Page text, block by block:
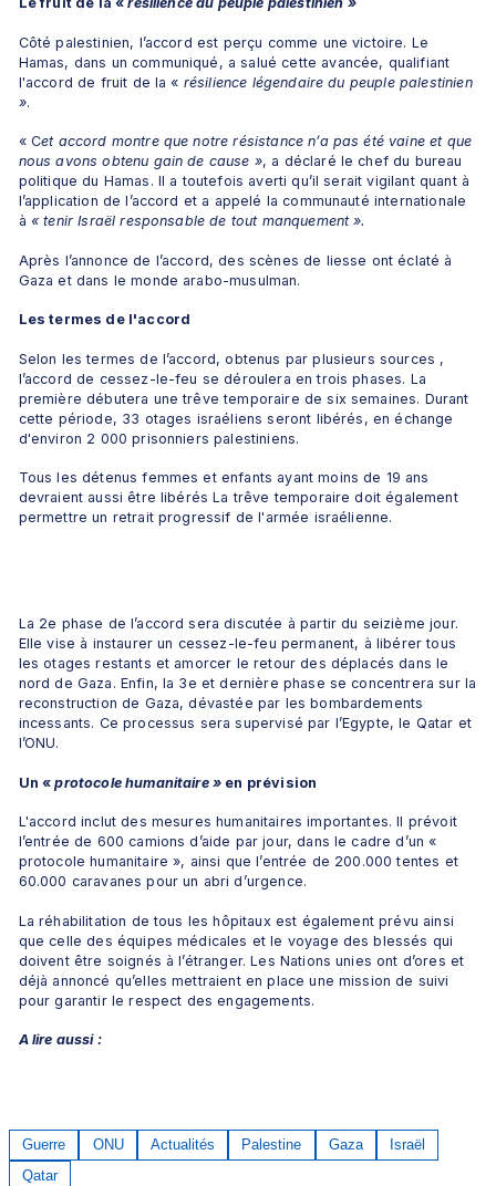
Côté palestinien, l’accord est perçu comme une victoire. Le
Hamas, dans un communiqué, a salué cette avancée, qualifiant
l'accord de fruit de la « résilience légendaire du peuple palestinien
».
« Cet accord montre que notre résistance n’a pas été vaine et que
nous avons obtenu gain de cause », a déclaré le chef du bureau
politique du Hamas. Il a toutefois averti qu’il serait vigilant quant à
l’application de l’accord et a appelé la communauté internationale
à « tenir Israël responsable de tout manquement ».
Après l’annonce de l’accord, des scènes de liesse ont éclaté à
Gaza et dans le monde arabo-musulman.
Les termes de l'accord
Selon les termes de l’accord, obtenus par plusieurs sources ,
l’accord de cessez-le-feu se déroulera en trois phases. La
première débutera une trêve temporaire de six semaines. Durant
cette période, 33 otages israéliens seront libérés, en échange
d'environ 2 000 prisonniers palestiniens.
Tous les détenus femmes et enfants ayant moins de 19 ans
devraient aussi être libérés La trêve temporaire doit également
permettre un retrait progressif de l'armée israélienne.
La 2e phase de l’accord sera discutée à partir du seizième jour.
Elle vise à instaurer un cessez-le-feu permanent, à libérer tous
les otages restants et amorcer le retour des déplacés dans le
nord de Gaza. Enfin, la 3e et dernière phase se concentrera sur la
reconstruction de Gaza, dévastée par les bombardements
incessants. Ce processus sera supervisé par l’Egypte, le Qatar et
l’ONU.
Un « protocole humanitaire » en prévision
L'accord inclut des mesures humanitaires importantes. Il prévoit
l’entrée de 600 camions d’aide par jour, dans le cadre d’un «
protocole humanitaire », ainsi que l’entrée de 200.000 tentes et
60.000 caravanes pour un abri d’urgence.
La réhabilitation de tous les hôpitaux est également prévu ainsi
que celle des équipes médicales et le voyage des blessés qui
doivent être soignés à l’étranger. Les Nations unies ont d’ores et
déjà annoncé qu’elles mettraient en place une mission de suivi
pour garantir le respect des engagements.
A lire aussi :
Guerre ONU Actualités Palestine Gaza
Israël
Qatar